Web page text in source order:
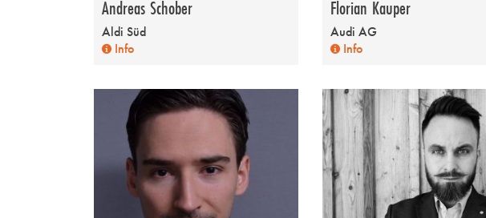
Andreas Schober
Aldi Süd
Info
Florian Kauper
Audi AG
Info